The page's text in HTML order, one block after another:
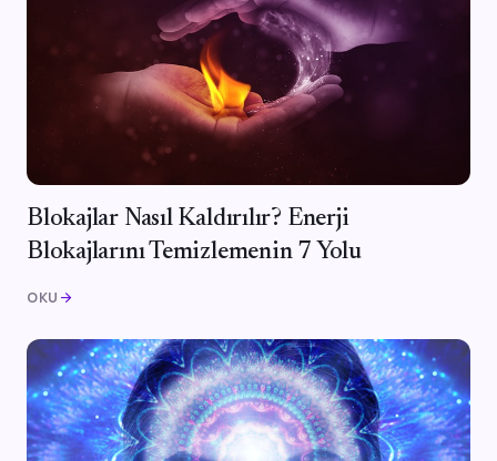
Blokajlar Nasıl Kaldırılır? Enerji
Blokajlarını Temizlemenin 7 Yolu
OKU arrow_forward